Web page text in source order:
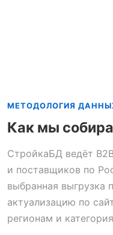
МЕТОДОЛОГИЯ
Как мы
СтройкаБД ведёт
и поставщиков по
выбранная выгрузка
актуализацию по
регионам и